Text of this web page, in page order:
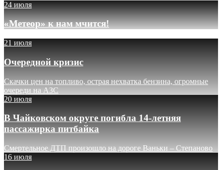
24 июля
«Метеор» к нам мчится!
21 июля
Очередной кризис
Скачки цен на топливо, острая нехватка бензина, огромные
очереди на АЗС
20 июля
В Чайковском округе погибла 14-летняя
пассажирка питбайка
Смертельное ДТП произошло на дороге Ваньки – Степаново
16 июля